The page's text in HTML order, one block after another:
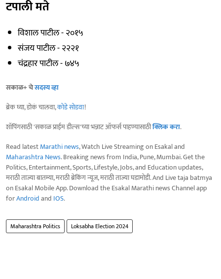
टपाली मते
विशाल पाटील - २०१५
संजय पाटील - २२२१
चंद्रहार पाटील - ७४५
सकाळ+ चेसदस्य व्हा
ब्रेक घ्या, डोकं चालवा,कोडे सोडवा!
शॉपिंगसाठी 'सकाळ प्राईम डील्स'च्या भन्नाट ऑफर्स पाहण्यासाठीक्लिक करा.
Read latestMarathi news, Watch Live Streaming on Esakal and
Maharashtra News. Breaking news from India, Pune, Mumbai. Get the
Politics, Entertainment, Sports, Lifestyle, Jobs, and Education updates,
मराठी ताज्या बातम्या, मराठी ब्रेकिंग न्यूज, मराठी ताज्या घडामोडी. And Live taja batmya
on Esakal Mobile App. Download the Esakal Marathi news Channel app
forAndroidand IOS.
Maharashtra Politics Loksabha Election 2024